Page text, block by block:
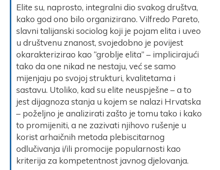
Elite su, naprosto, integralni dio svakog društva,
kako god ono bilo organizirano. Vilfredo Pareto,
slavni talijanski sociolog koji je pojam elita i uveo
u društvenu znanost, svojedobno je povijest
okarakterizirao kao “groblje elita” – implicirajući
tako da one nikad ne nestaju, već se samo
mijenjaju po svojoj strukturi, kvalitetama i
sastavu. Utoliko, kad su elite neuspješne – a to
jest dijagnoza stanja u kojem se nalazi Hrvatska
– poželjno je analizirati zašto je tomu tako i kako
to promijeniti, a ne zazivati njihovo rušenje u
korist arhaičnih metoda plebiscitarnog
odlučivanja i/ili promocije popularnosti kao
kriterija za kompetentnost javnog djelovanja.